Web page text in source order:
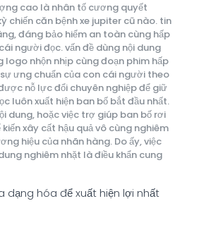
cao là nhân tố cương quyết
chiến căn bệnh xe jupiter cũ nào. tin
đáng bảo hiểm an toàn cùng hấp
người đọc. vấn đề dùng nội dung
logo nhộn nhịp cùng đoạn phim hấp
ưng chuẩn của con cái người theo
nỗ lực đổi chuyên nghiệp để giữ
luôn xuất hiện ban bố bắt đầu nhất.
dung, hoặc việc trợ giúp ban bố rơi
kiến xây cất hậu quả vô cùng nghiêm
hiệu của nhãn hàng. Do ấy, việc
nghiêm nhặt là điều khẩn cung
dạng hóa để xuất hiện lợi nhất